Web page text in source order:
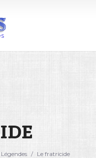
Légendes / Le fratricide